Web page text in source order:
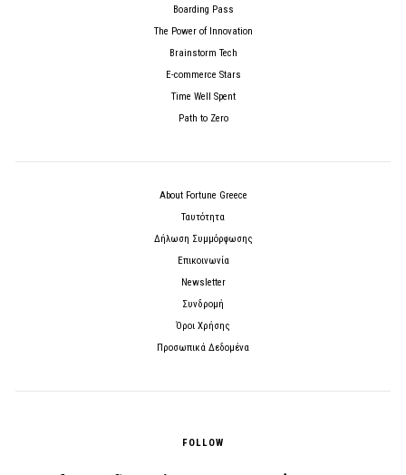
Boarding Pass
The Power of Innovation
Brainstorm Tech
E-commerce Stars
Time Well Spent
Path to Zero
About Fortune Greece
Ταυτότητα
Δήλωση Συμμόρφωσης
Επικοινωνία
Newsletter
Συνδρομή
Όροι Χρήσης
Προσωπικά Δεδομένα
FOLLOW